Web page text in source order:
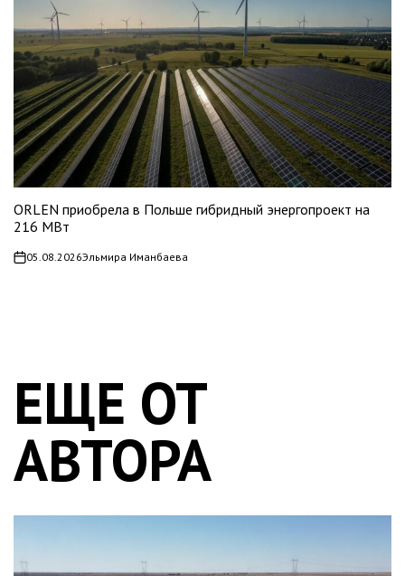
ORLEN приобрела в Польше гибридный энергопроект на
216 МВт
on05.08.2026Эльмира Иманбаева
ЕЩЕ ОТ
АВТОРА